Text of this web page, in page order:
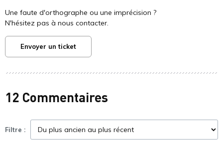
Une faute d'orthographe ou une imprécision ?
N'hésitez pas à nous contacter.
Envoyer un ticket
12 Commentaires
Filtre :